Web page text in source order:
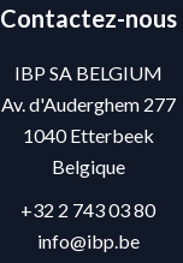
Contactez-nous
IBP SA BELGIUM
Av. d'Auderghem 277
1040Etterbeek
Belgique
+32 2 743 03 80
info@ibp.be